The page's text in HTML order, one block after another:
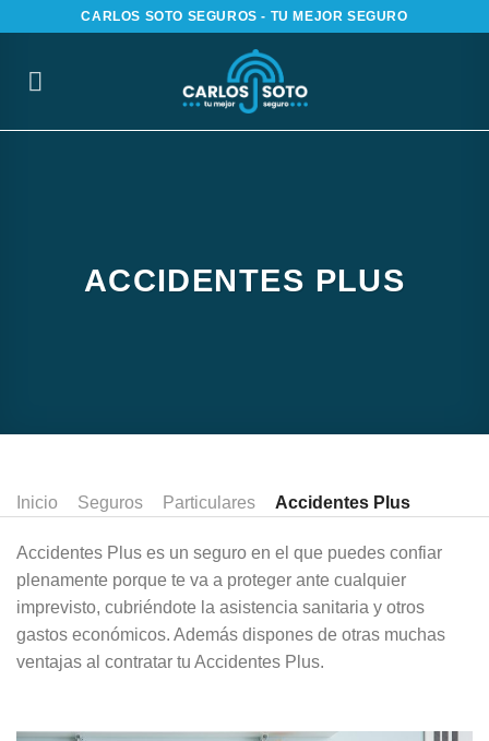
CARLOS SOTO SEGUROS - TU MEJOR SEGURO
ACCIDENTES PLUS
Inicio Seguros Particulares Accidentes Plus
Accidentes Plus es un seguro en el que puedes confiar
plenamente porque te va a proteger ante cualquier
imprevisto, cubriéndote la asistencia sanitaria y otros
gastos económicos. Además dispones de otras muchas
ventajas al contratar tu Accidentes Plus.